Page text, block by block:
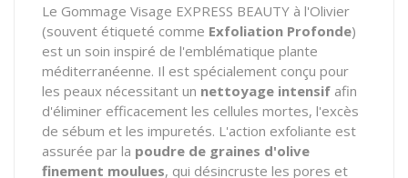
Le Gommage Visage EXPRESS BEAUTY à l'Olivier
(souvent étiqueté comme Exfoliation Profonde)
est un soin inspiré de l'emblématique plante
méditerranéenne. Il est spécialement conçu pour
les peaux nécessitant un nettoyage intensif afin
d'éliminer efficacement les cellules mortes, l'excès
de sébum et les impuretés. L'action exfoliante est
assurée par la poudre de graines d'olive
finement moulues, qui désincruste les pores et